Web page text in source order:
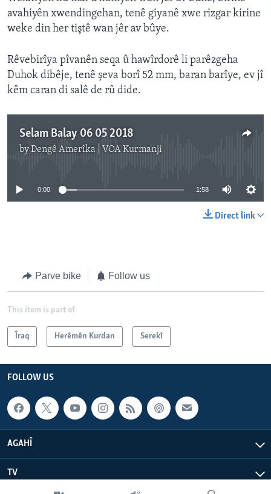
avahiyên xwendingehan, tenê giyanê xwe rizgar kirine
weke din her tiştê wan jêr av bûye.
Rêvebirîya pîvanên seqa û hawîrdorê li parêzgeha
Duhok dibêje, tenê şeva borî 52 mm, baran barîye, ev jî
kêm caran di salê de rû dide.
Selam Balay 06 05 2018
byDengê Amerîka | VOA Kurmanji
No media source currently available
0:00 1:58
Direct link
Parve bike Follow us
This item is part of
Îraq Herêmên Kurdan Serekî
FOLLOW US
AGAHÎ
TV